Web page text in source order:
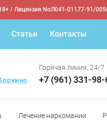
/ Лицензия NoЛ041-01177-91/
Статьи Контакты
Горячая линия, 24/7
+7 (961) 331-98-
Лечение наркомании